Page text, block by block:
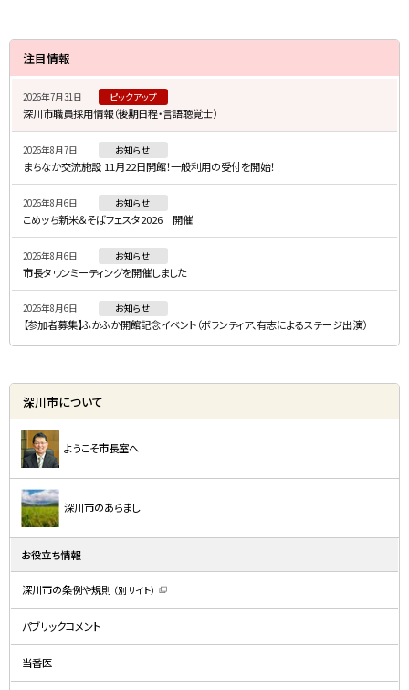
サ
イ
・
メ
ニ
ュ
ー
注目情報
2026年7月31日 ピックアップ
深川市職員採用情報（後期日程・言語聴覚士）
2026年8月7日 お知らせ
まちなか交流施設 11月22日開館！一般利用の受付を開始！
2026年8月6日 お知らせ
こめッち新米＆そばフェスタ2026 開催
2026年8月6日 お知らせ
市長タウンミーティングを開催しました
2026年8月6日 お知らせ
【参加者募集】ふかふか開館記念イベント（ボランティア、有志によるステージ出演）
深川市について
ようこそ市長室へ
深川市のあらまし
お役立ち情報
深川市の条例や規則 （別サイト）
新
ン
で
パブリックコメント
当番医